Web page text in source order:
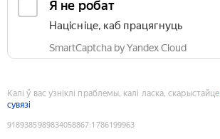
Я не робат
Націсніце, каб працягнуць
SmartCaptcha by Yandex Cloud
Калі ў вас узніклі праблемы, калі ласка, скарыстайце
сувязі
9189385989834058867:1786199963